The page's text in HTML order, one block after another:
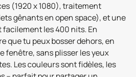
(1920 x 1080), traitement
gênants en open space), et une
les 400 nits. En
que tu peux bosser dehors, en
fenêtre, sans plisser les yeux
Les couleurs sont fidèles, les